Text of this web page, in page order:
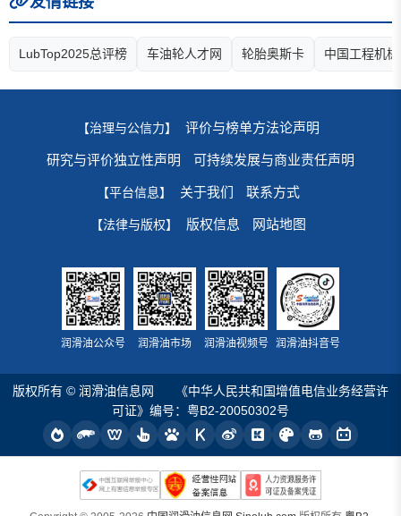
LubTop2025总评榜 车油轮人才网 轮胎奥斯卡 中国工程机
【治理与公信力】 评价与榜单方法论声明
研究与评价独立性声明 可持续发展与商业责任声明
【平台信息】 关于我们 联系方式
【法律与版权】 版权信息 网站地图
润滑油公众号 润滑油市场 润滑油视频号 润滑油抖音号
版权所有 © 润滑油信息网
《中华人民共和国增值电信业务经营许
可证》编号：粤B2-20050302号